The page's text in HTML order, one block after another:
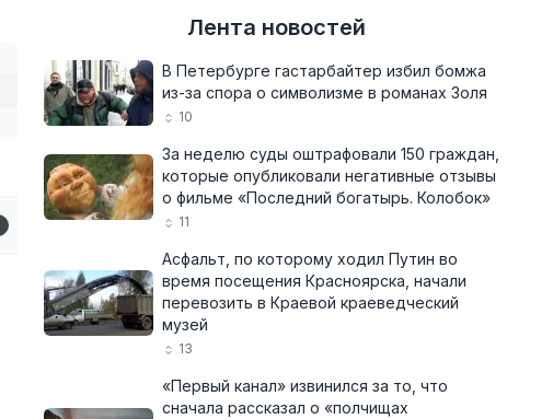
Лента новостей
В Петербурге гастарбайтер избил бомжа
из-за спора о символизме в романах Золя
10
За неделю суды оштрафовали 150 граждан,
которые опубликовали негативные отзывы
о фильме «Последний богатырь. Колобок»
11
Асфальт, по которому ходил Путин во
время посещения Красноярска, начали
перевозить в Краевой краеведческий
музей
13
«Первый канал» извинился за то, что
сначала рассказал о «полчищах